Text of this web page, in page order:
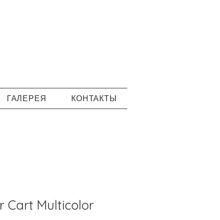
ГАЛЕРЕЯ КОНТАКТЫ
Cart Multicolor